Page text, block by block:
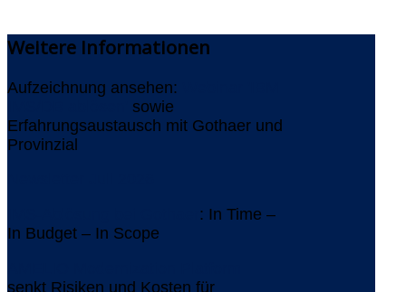
Weitere Informationen
Aufzeichnung ansehen:
sowie
Erfahrungsaustausch mit Gothaer und
Provinzial
: In Time –
In Budget – In Scope
senkt Risiken und Kosten für